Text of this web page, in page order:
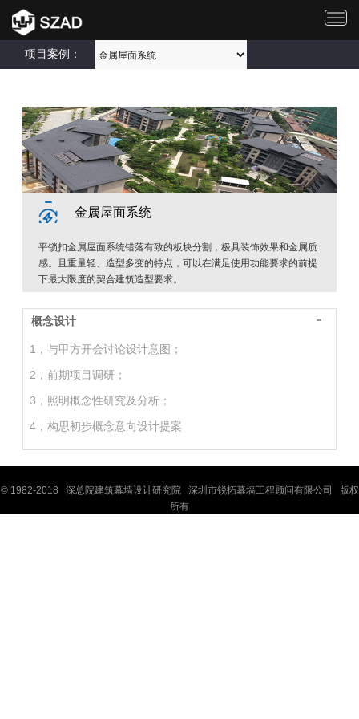
切
航
项目案例：
金属屋面系统
平锁扣金属屋面系统错落有致的板块分割，极具装饰效果和金属质
感。且重量轻、造型多变的特点，可以在满足使用功能要求的前提
下最大限度的契合建筑造型要求。
概念设计
1，与甲方开会讨论设计意图；
2，前期项目调研；
3，照明概念性研究及分析；
4，构思初步概念意向设计提案
© 1982-2018 深总院建筑幕墙设计研究院 深圳市锐拓幕墙工程顾问有限公司 版权
所有